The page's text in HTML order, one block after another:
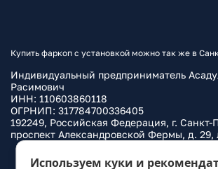
Купить фаркоп с установкой можно так же в
Индивидуальный предприниматель
Расимович
ИНН: 110603860118
ОГРНИП: 317784700336405
192249, Российская Федерация, г. Санкт-
проспект Александровской Фермы, д. 29,
Политика
Используем куки и